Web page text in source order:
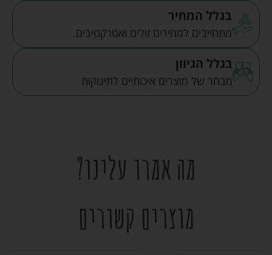
בגלל המחיר
מתחייבים למחירים זולים ואטרקטיבים.
בגלל הגיוון
מבחר של מוצרים איכותיים לתינוקות
מה אמרו עלינו?
מוצרים קשורים